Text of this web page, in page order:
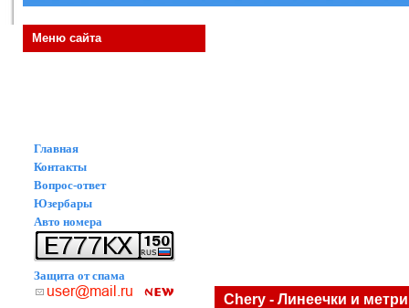
Меню сайта
Главная
Контакты
Вопрос-ответ
Юзербары
Авто номера
Защита от спама
Chery - Линеечки и